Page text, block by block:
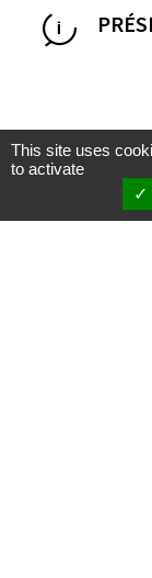
This site uses
to activate